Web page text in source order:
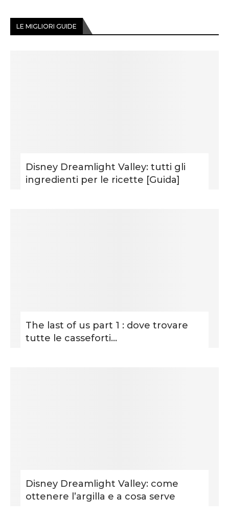
LE MIGLIORI GUIDE
Disney Dreamlight Valley: tutti gli
ingredienti per le ricette [Guida]
The last of us part 1 : dove trovare
tutte le casseforti...
Disney Dreamlight Valley: come
ottenere l’argilla e a cosa serve